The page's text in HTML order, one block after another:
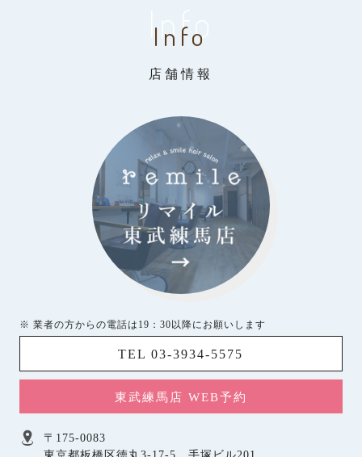
Info
Info
店舗情報
※ 業者の方からの電話は19：30以降にお願いします
TEL 03-3934-5575
東武練馬店 WEB予約
〒175-0083